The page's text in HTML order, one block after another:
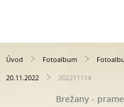
Úvod Fotoalbum
20.11.2022
202211114
Brežany -